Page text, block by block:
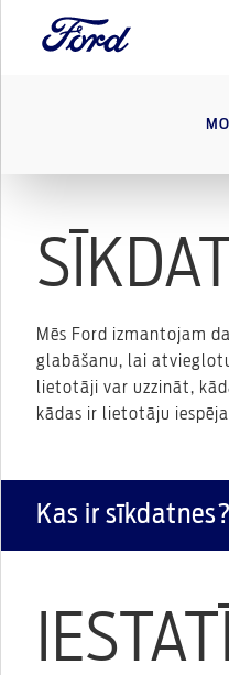
Mēs Ford izmantojam
glabāšanu, lai
lietotāji var uzzināt,
kādas ir lietotāju
Kas ir sīkdatnes?